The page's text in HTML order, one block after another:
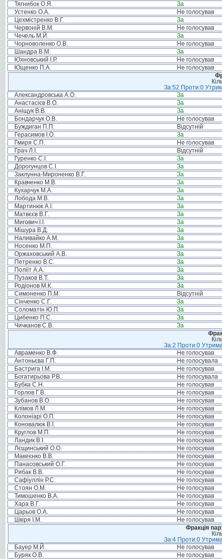
Тягнибок О.Я.
За
Устенко О.А.
Не голосував
Цехмістренко В.Г.
За
Червоній В.М.
Не голосував
Чечель М.Й.
За
Чорноволенко О.В.
Не голосував
Шандра В.М.
За
Юхновський І.Р.
Не голосував
Ющенко П.А.
Не голосував
За:52 Проти:0
Александровська А.О.
За
Анастасієв В.О.
За
Аніщук В.В.
За
Бондарчук О.В.
Не голосував
Буждиган П.П.
Відсутній
Герасимов І.О.
За
Гмиря С.П.
Не голосував
Грач Л.І.
Відсутній
Гуренко С.І.
За
Дорогунцов С.І.
За
Заклунна-Мироненко В.Г.
За
Кравченко М.В.
За
Кухарчук М.А.
За
Лобода М.В.
За
Мартинюк А.І.
За
Матвєєв В.Г.
За
Мигович І.І.
За
Мішура В.Д.
За
Наливайко А.М.
За
Носенко М.П.
За
Оржаховський А.В.
За
Петренко В.С.
За
Полііт А.А.
За
Пузаков В.Т.
За
Родіонов М.К.
За
Симоненко П.М.
Відсутній
Сінченко С.Г.
За
Соломатін Ю.П.
За
Цибенко П.С.
За
Чичканов С.В.
За
За:2 Проти:0
Авраменко В.Ф.
Не голосував
Антоньєва Г.П.
Не голосувала
Бастрига І.М.
Не голосував
Богатирьова Р.В.
Не голосувала
Бубка С.Н.
Не голосував
Горлов Г.В.
Не голосував
Зубанов В.О.
Не голосував
Клімов Л.М.
Не голосував
Колоніарі О.П.
Не голосував
Коновалюк В.І.
Не голосував
Круглов М.П.
Не голосував
Ландик В.І.
Не голосував
Лєщинський О.О.
Не голосував
Макеєнко В.В.
Не голосував
Панасовський О.Г.
Не голосував
Рибак В.В.
Не голосував
Сафіуллін Р.С.
Не голосував
Стоян О.М.
Не голосував
Тимошенко В.А.
Не голосував
Хара В.Г.
Не голосував
Царьов О.А.
Не голосував
Шкіря І.М.
Не голосував
Фракція
За:4 Проти:0
Бауер М.Й.
Не голосував
Буряк О.В.
Не голосував